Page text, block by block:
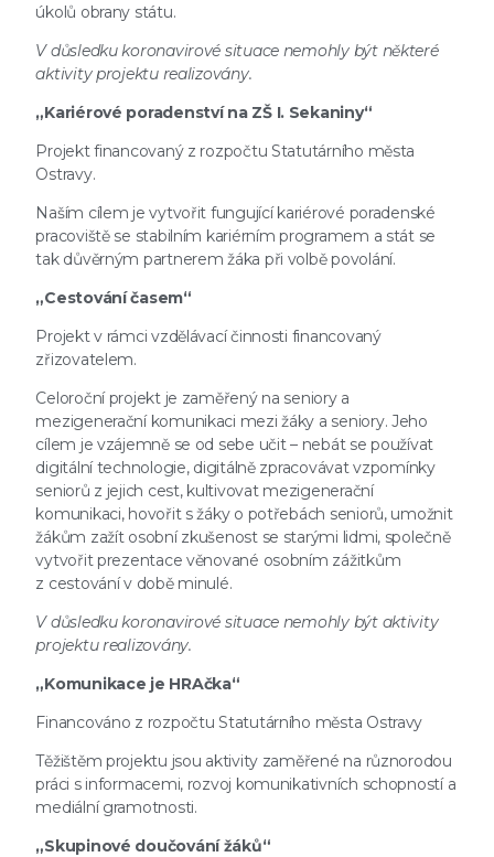
úkolů obrany státu.
V důsledku koronavirové situace nemohly být některé
aktivity projektu realizovány.
„Kariérové poradenství na ZŠ I. Sekaniny“
Projekt financovaný z rozpočtu Statutárního města
Ostravy.
Naším cílem je vytvořit fungující kariérové poradenské
pracoviště se stabilním kariérním programem a stát se
tak důvěrným partnerem žáka při volbě povolání.
„Cestování časem“
Projekt v rámci vzdělávací činnosti financovaný
zřizovatelem.
Celoroční projekt je zaměřený na seniory a
mezigenerační komunikaci mezi žáky a seniory. Jeho
cílem je vzájemně se od sebe učit – nebát se používat
digitální technologie, digitálně zpracovávat vzpomínky
seniorů z jejich cest, kultivovat mezigenerační
komunikaci, hovořit s žáky o potřebách seniorů, umožnit
žákům zažít osobní zkušenost se starými lidmi, společně
vytvořit prezentace věnované osobním zážitkům
z cestování v době minulé.
V důsledku koronavirové situace nemohly být aktivity
projektu realizovány.
„Komunikace je HRAčka“
Financováno z rozpočtu Statutárního města Ostravy
Těžištěm projektu jsou aktivity zaměřené na různorodou
práci s informacemi, rozvoj komunikativních schopností a
mediální gramotnosti.
„Skupinové doučování žáků“